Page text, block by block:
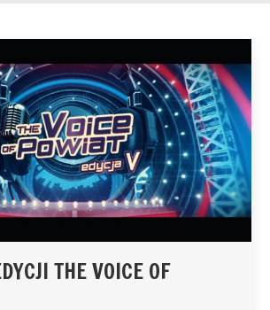
THE VOICE OF